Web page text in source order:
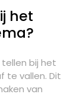
het
bij het
te vallen. Dit
van